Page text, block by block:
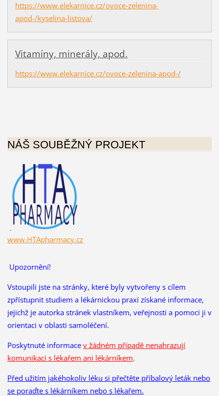
https://www.elekarnice.cz/ovoce-zelenina-
apod-/kyselina-listova/
Vitamíny, minerály, apod.
https://www.elekarnice.cz/ovoce-zelenina-apod-/
NÁŠ SOUBĚŽNÝ PROJEKT
www.HTApharmacy.cz
Upozornění!
Vstoupili jste na stránky, které byly vytvořeny s cílem
zpřístupnit studiem a lékárnickou praxí získané informace,
jejichž je autorka stránek vlastníkem, veřejnosti a pomoci ji v
orientaci v oblasti samoléčení.
Poskytnuté informace v žádném případě nenahrazují
komunikaci s lékařem ani lékárníkem.
Před užitím jakéhokoliv léku si přečtěte příbalový leták nebo
se poraďte s lékárníkem nebo s lékařem.